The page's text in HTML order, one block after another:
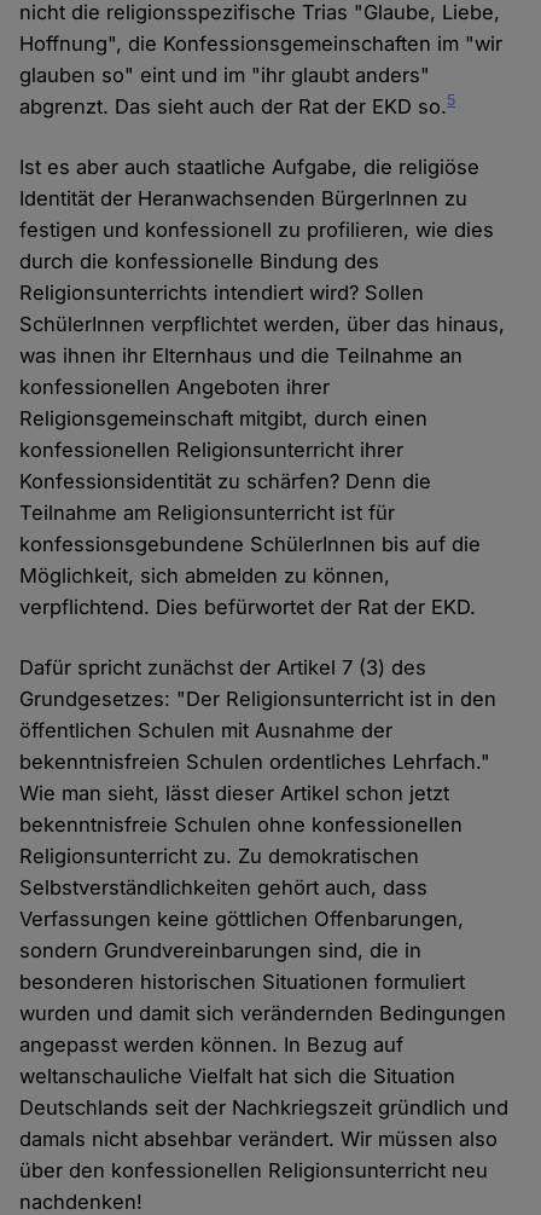
nicht die religionsspezifische Trias "Glaube, Liebe,
Hoffnung", die Konfessionsgemeinschaften im "wir
glauben so" eint und im "ihr glaubt anders"
abgrenzt. Das sieht auch der Rat der EKD so.5
Ist es aber auch staatliche Aufgabe, die religiöse
Identität der Heranwachsenden BürgerInnen zu
festigen und konfessionell zu profilieren, wie dies
durch die konfessionelle Bindung des
Religionsunterrichts intendiert wird? Sollen
SchülerInnen verpflichtet werden, über das hinaus,
was ihnen ihr Elternhaus und die Teilnahme an
konfessionellen Angeboten ihrer
Religionsgemeinschaft mitgibt, durch einen
konfessionellen Religionsunterricht ihrer
Konfessionsidentität zu schärfen? Denn die
Teilnahme am Religionsunterricht ist für
konfessionsgebundene SchülerInnen bis auf die
Möglichkeit, sich abmelden zu können,
verpflichtend. Dies befürwortet der Rat der EKD.
Dafür spricht zunächst der Artikel 7 (3) des
Grundgesetzes: "Der Religionsunterricht ist in den
öffentlichen Schulen mit Ausnahme der
bekenntnisfreien Schulen ordentliches Lehrfach."
Wie man sieht, lässt dieser Artikel schon jetzt
bekenntnisfreie Schulen ohne konfessionellen
Religionsunterricht zu. Zu demokratischen
Selbstverständlichkeiten gehört auch, dass
Verfassungen keine göttlichen Offenbarungen,
sondern Grundvereinbarungen sind, die in
besonderen historischen Situationen formuliert
wurden und damit sich verändernden Bedingungen
angepasst werden können. In Bezug auf
weltanschauliche Vielfalt hat sich die Situation
Deutschlands seit der Nachkriegszeit gründlich und
damals nicht absehbar verändert. Wir müssen also
über den konfessionellen Religionsunterricht neu
nachdenken!